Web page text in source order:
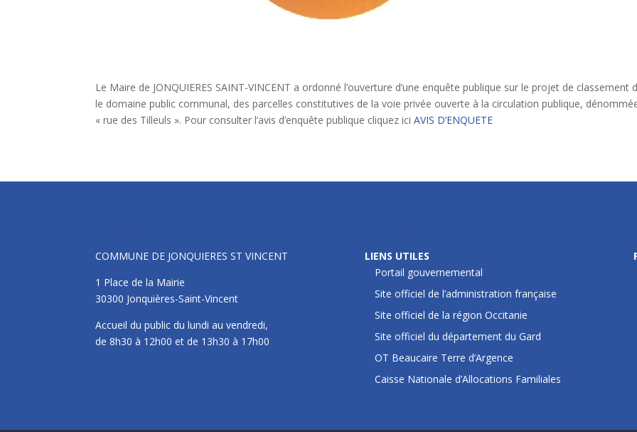
Le Maire de JONQUIERES SAINT-VINCENT a ordonné l’ouverture d’une enquête publique sur le projet de classement
le domaine public communal, des parcelles constitutives de la voie privée ouverte à la circulation publique,
« rue des Tilleuls ». Pour consulter l’avis d’enquête publique cliquez iciAVIS D’ENQUETE
COMMUNE DE JONQUIERES ST VINCENT
1 Place de la Mairie
30300 Jonquières-Saint-Vincent
Accueil du public du lundi au vendredi,
de 8h30 à 12h00 et de 13h30 à 17h00
LIENS UTILES
Portail gouvernemental
Site officiel de l’administration française
Site officiel de la région Occitanie
Site officiel du département du Gard
OT Beaucaire Terre d’Argence
Caisse Nationale d’Allocations Familiales